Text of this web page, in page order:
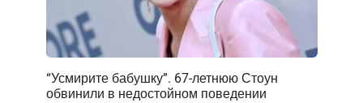
“Усмирите бабушку”. 67-летнюю Стоун
обвинили в недостойном поведении